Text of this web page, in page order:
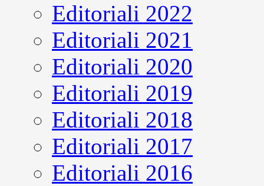
Editoriali 2022
Editoriali 2021
Editoriali 2020
Editoriali 2019
Editoriali 2018
Editoriali 2017
Editoriali 2016